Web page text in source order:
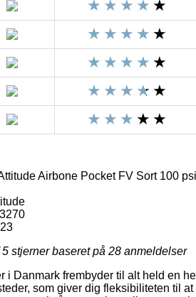
Airbone Pocket FV Sort 100
stjerner baseret på 28 anmeldelser
i Danmark frembyder til alt held en
som giver dig fleksibiliteten til